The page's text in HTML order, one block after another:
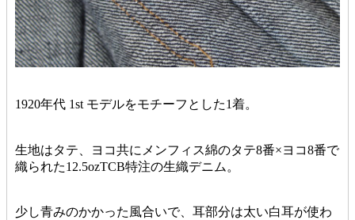
1920年代 1st モデルをモチーフとした1着。
生地はタテ、ヨコ共にメンフィス綿のタテ8番×ヨコ8番で
織られた12.5ozTCB特注の生織デニム。
少し青みのかかった風合いで、耳部分は太い白耳が使わ